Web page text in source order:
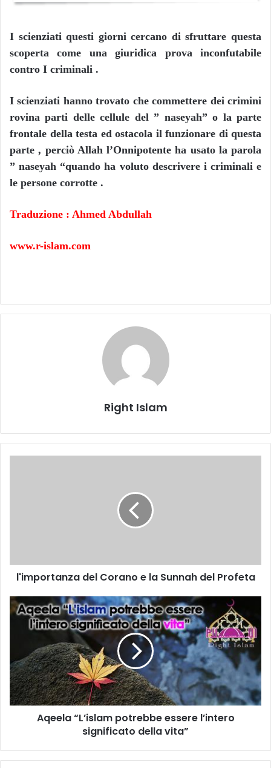
I scienziati questi giorni cercano di sfruttare questa
scoperta come una giuridica prova inconfutabile
contro I criminali .
I scienziati hanno trovato che commettere dei crimini
rovina parti delle cellule del ” naseyah” o la parte
frontale della testa ed ostacola il funzionare di questa
parte , perciò Allah l’Onnipotente ha usato la parola
” naseyah “quando ha voluto descrivere i criminali e
le persone corrotte .
Traduzione : Ahmed Abdullah
www.r-islam.com
Right Islam
l'importanza del Corano e la Sunnah del Profeta
Aqeela “L’islam potrebbe essere l’intero
significato della vita”